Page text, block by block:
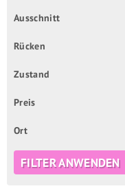
Ausschnitt
Rücken
Zustand
Preis
Ort
FILTER ANWENDEN